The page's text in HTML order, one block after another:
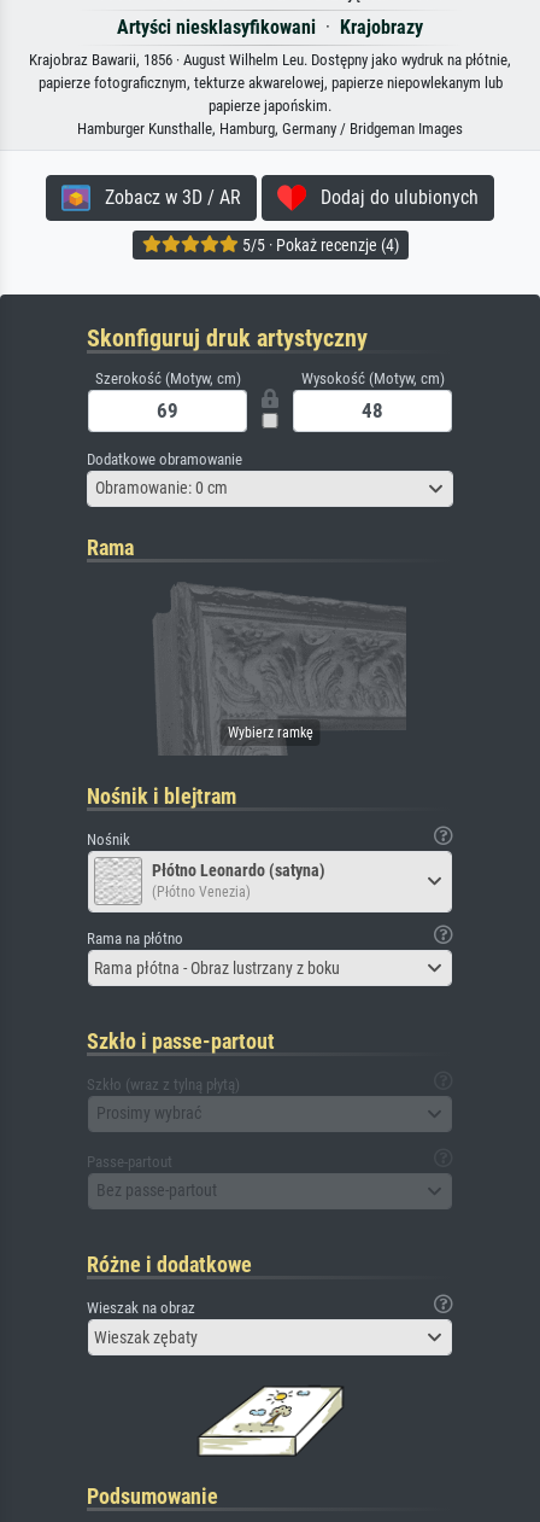
Artyści niesklasyfikowani · Krajobrazy
Krajobraz Bawarii, 1856 · August Wilhelm Leu. Dostępny jako wydruk na płótnie,
papierze fotograficznym, tekturze akwarelowej, papierze niepowlekanym lub
papierze japońskim.
Hamburger Kunsthalle, Hamburg, Germany / Bridgeman Images
Zobacz w 3D / AR Dodaj do ulubionych
5/5 · Pokaż recenzje (4)
Skonfiguruj druk artystyczny
Szerokość (Motyw, cm) Wysokość (Motyw, cm)
Dodatkowe obramowanie
Obramowanie: 0 cm
Rama
Nośnik i blejtram
Nośnik
Płótno Leonardo (satyna)
(Płótno Venezia)
Rama na płótno
Rama płótna - Obraz lustrzany z boku
Szkło i passe-partout
Szkło (wraz z tylną płytą)
Prosimy wybrać
Passe-partout
Bez passe-partout
Różne i dodatkowe
Wieszak na obraz
Wieszak zębaty
Podsumowanie